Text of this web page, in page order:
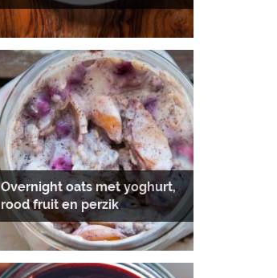
Overnight oats met yoghurt,
rood fruit en perzik